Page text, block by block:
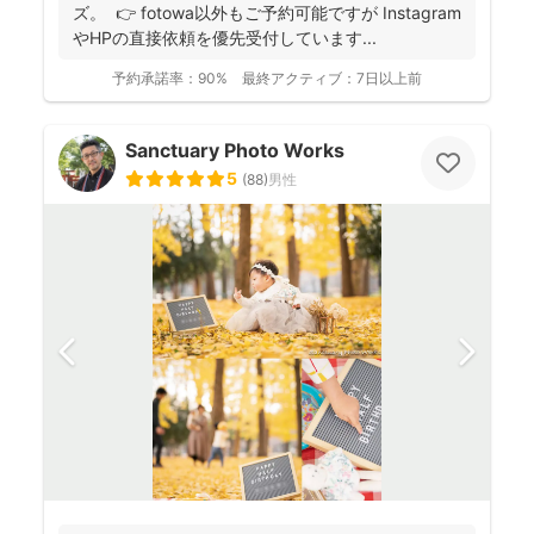
ズ。 👉 fotowa以外もご予約可能ですが Instagram
やHPの直接依頼を優先受付しています...
予約承諾率： 90% 最終アクティブ： 7日以上前
Sanctuary Photo Works
5 (88)男性